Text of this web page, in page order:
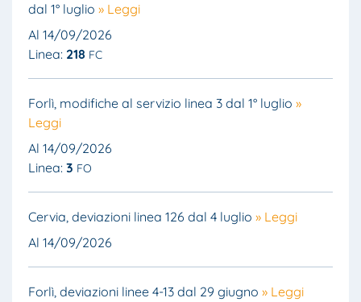
dal 1° luglio » Leggi
Al 14/09/2026
Linea: 218 FC
Forlì, modifiche al servizio linea 3 dal 1° luglio »
Leggi
Al 14/09/2026
Linea: 3 FO
Cervia, deviazioni linea 126 dal 4 luglio » Leggi
Al 14/09/2026
Forlì, deviazioni linee 4-13 dal 29 giugno » Leggi